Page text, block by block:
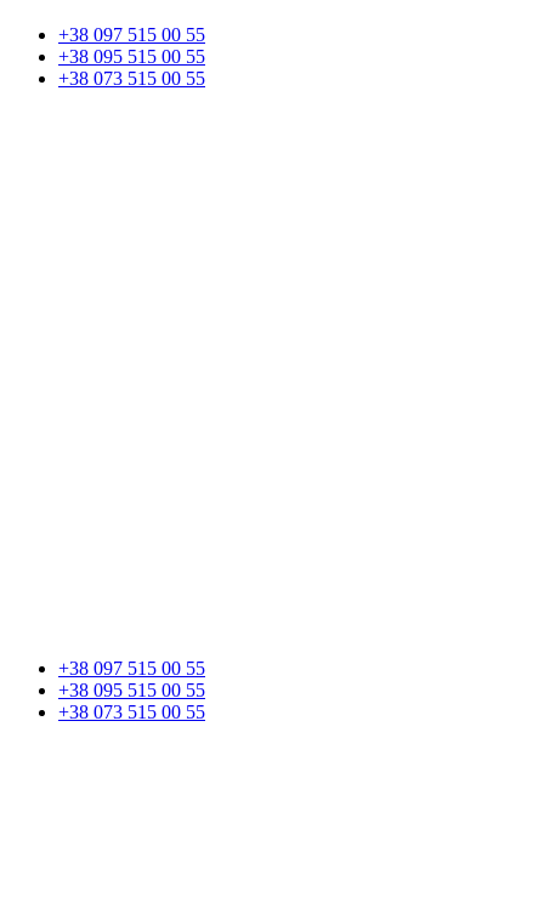
+38 097 515 00 55
+38 095 515 00 55
+38 073 515 00 55
+38 097 515 00 55
+38 095 515 00 55
+38 073 515 00 55